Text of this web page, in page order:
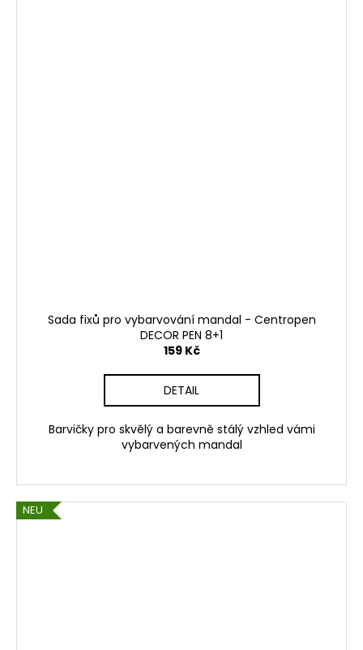
Sada fixů pro vybarvování mandal - Centropen
DECOR PEN 8+1
159 Kč
DETAIL
Barvičky pro skvělý a barevně stálý vzhled vámi
vybarvených mandal
NEU